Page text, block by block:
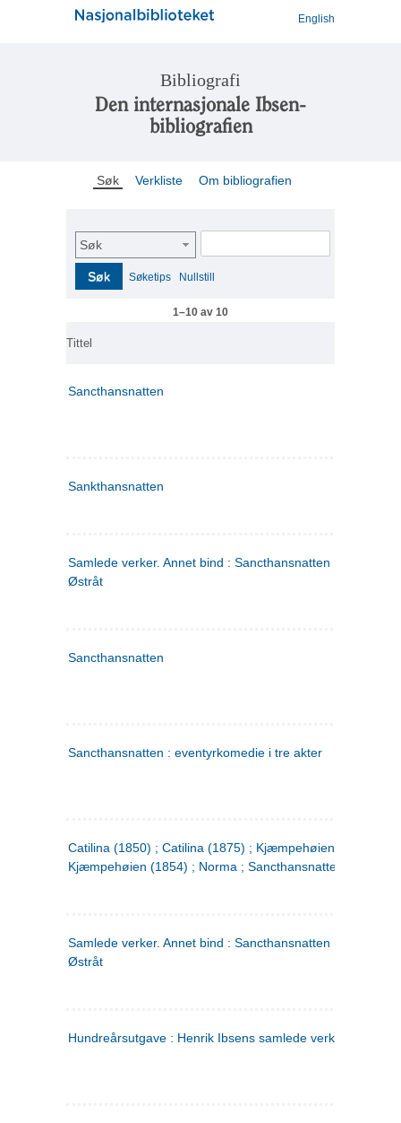
English
Bibliografi
Den internasjonale Ibsen-
bibliografien
Søk Verkliste Om bibliografien
Søk
Søk Søketips Nullstill
1–10 av 10
Tittel
Sancthansnatten
Sankthansnatten
Samlede verker. Annet bind : Sancthansnatten ; Fru Inger
Østråt
Sancthansnatten
Sancthansnatten : eventyrkomedie i tre akter
Catilina (1850) ; Catilina (1875) ; Kjæmpehøien (1850) ;
Kjæmpehøien (1854) ; Norma ; Sancthansnatten
Samlede verker. Annet bind : Sancthansnatten ; Fru Inger
Østråt
Hundreårsutgave : Henrik Ibsens samlede verker. 2